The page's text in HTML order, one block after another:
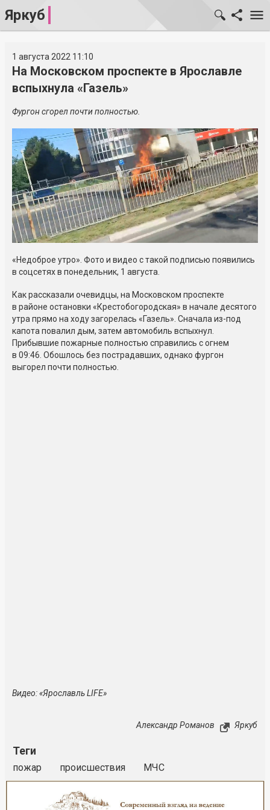
Яркуб
1 августа 2022 11:10
На Московском проспекте в Ярославле
вспыхнула «Газель»
Фургон сгорел почти полностью.
«Недоброе утро». Фото и видео с такой подписью появились
в соцсетях в понедельник, 1 августа.
Как рассказали очевидцы, на Московском проспекте
в районе остановки «Крестобогородская» в начале десятого
утра прямо на ходу загорелась «Газель». Сначала из-под
капота повалил дым, затем автомобиль вспыхнул.
Прибывшие пожарные полностью справились с огнем
в 09:46. Обошлось без пострадавших, однако фургон
выгорел почти полностью.
Видео: «Ярославль LIFE»
Александр Романов Яркуб
Теги
пожар происшествия МЧС